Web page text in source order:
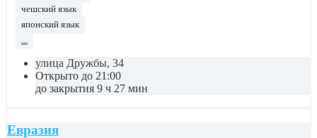
чешский язык
японский язык
...
улица Дружбы, 34
Открыто до 21:00
до закрытия 9 ч 27 мин
Евразия